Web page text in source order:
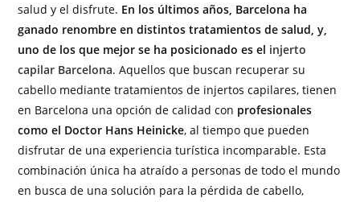
salud y el disfrute. En los últimos años, Barcelona ha
ganado renombre en distintos tratamientos de salud, y,
uno de los que mejor se ha posicionado es el injerto
capilar Barcelona. Aquellos que buscan recuperar su
cabello mediante tratamientos de injertos capilares, tienen
en Barcelona una opción de calidad con profesionales
como el Doctor Hans Heinicke, al tiempo que pueden
disfrutar de una experiencia turística incomparable. Esta
combinación única ha atraído a personas de todo el mundo
en busca de una solución para la pérdida de cabello,